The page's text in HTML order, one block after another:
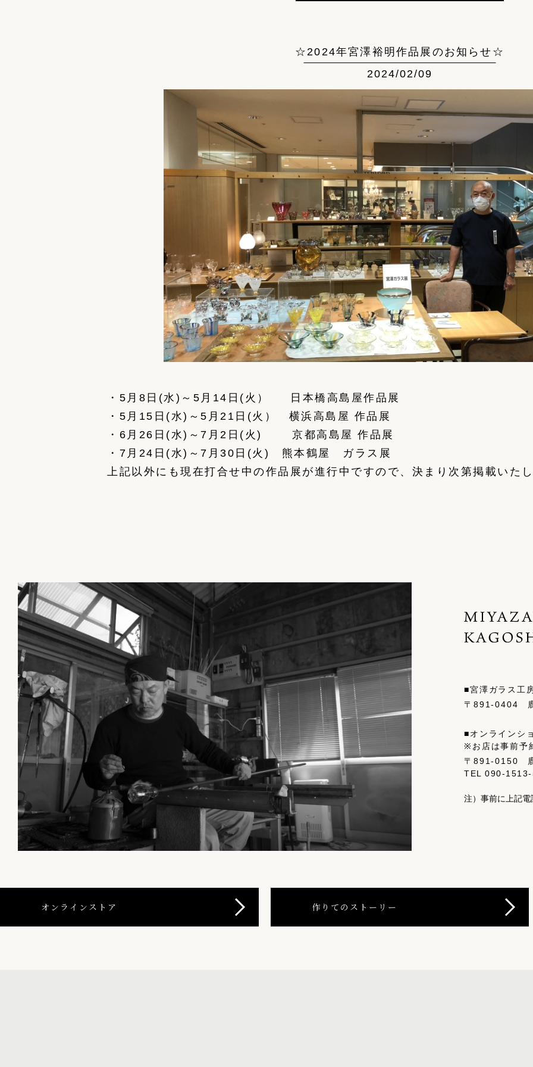
☆2024年宮澤裕明作品展のお知らせ☆
2024/02/09
・5月8日(水)～5月14日(火） 日本橋高島屋作品展
・5月15日(水)～5月21日(火） 横浜高島屋 作品展
・6月26日(水)～7月2日(火) 京都高島屋 作品展
・7月24日(水)～7月30日(火) 熊本鶴屋 ガラス展
上記以外にも現在打合せ中の作品展が進行中ですので、決まり次第掲載い
■宮澤ガラス工
〒891-0404
■オンラインシ
※お店は事前予
〒891-0150
TEL090-
注）事前に上記
オンラインストア 作りてのストーリー